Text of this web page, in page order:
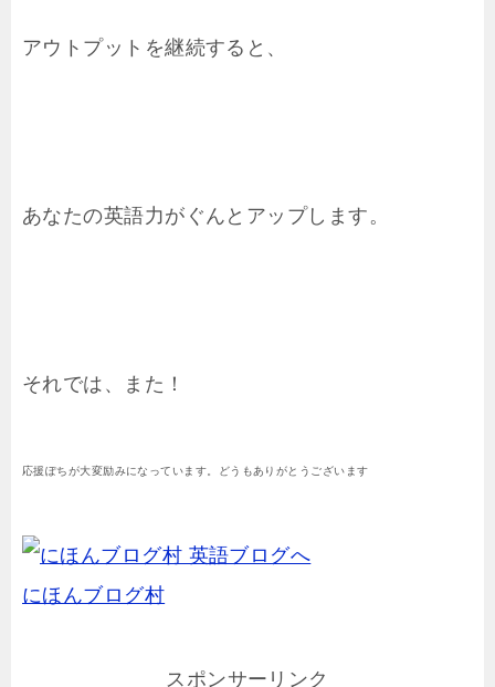
アウトプットを継続すると、
あなたの英語力がぐんとアップします。
それでは、また！
応援ぽちが大変励みになっています。どうもありがとうございます
にほんブログ村
スポンサーリンク